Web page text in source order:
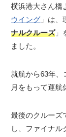
横浜港大さん橋
ウイング 」は
ナルクルーズ」
ました。
就航から63年、
月をもって運航
最後のクルーズ
し、ファイナル